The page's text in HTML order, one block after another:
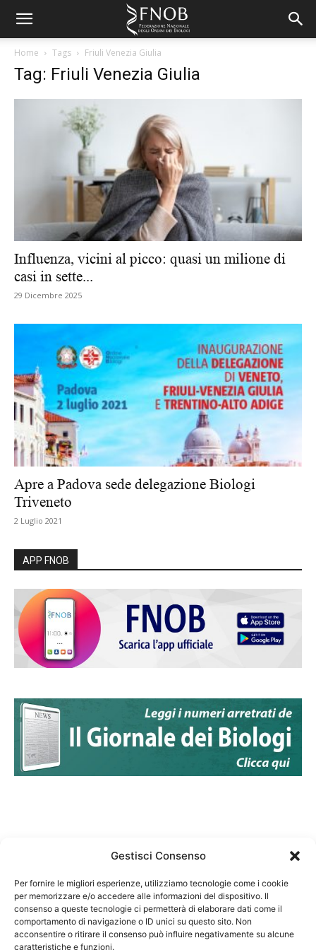
Gestisci Consenso
Per fornire le migliori esperienze, utilizziamo tecnologie come i cookie
per memorizzare e/o accedere alle informazioni del dispositivo. Il
consenso a queste tecnologie ci permetterà di elaborare dati come il
comportamento di navigazione o ID unici su questo sito. Non
acconsentire o ritirare il consenso può influire negativamente su alcune
caratteristiche e funzioni.
Home Tags Friuli Venezia Giulia
Tag: Friuli Venezia Giulia
Influenza, vicini al picco: quasi un milione di
casi in sette...
29 Dicembre 2025
Apre a Padova sede delegazione Biologi
Triveneto
2 Luglio 2021
APP FNOB
Federazione Nazionale Degli Ordini dei Biologi:
codice fiscale 80069130583
Responsabile sito internet www.fnob.it: Vincenzo